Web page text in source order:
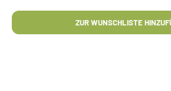
ZUR WUNSCHLISTE